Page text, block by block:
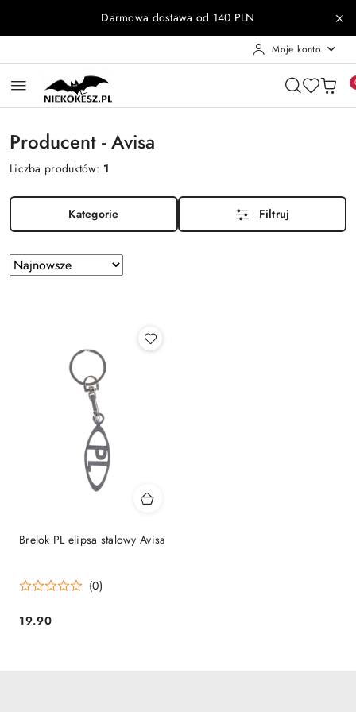
Przejdź do treści głównej
Przejdź do wyszukiwarki
Przejdź do moje konto
Przejdź do menu głównego
Przejdź do stopkiDarmowa dostawa od 140 PLN
Moje konto
Producent - Avisa
Liczba produktów: 1
Kategorie Filtruj
Zastosowano
sortowanie:
Sortuj
według
Brelok PL elipsa stalowy Avisa
(0)
Cena:
19.90